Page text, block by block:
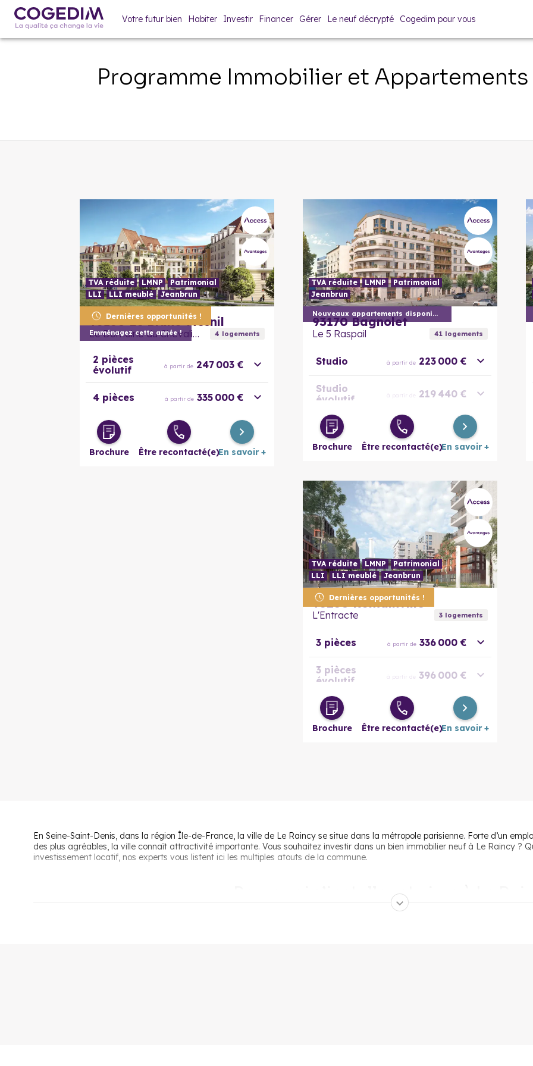
Votre futur bien Habiter Investir Financer Gérer Le neuf décrypté Cogedim pour vous
Programme Immobilier et
Dernières opportunités !
Emménagez cette année !
TVA réduite LMNP
Patrimonial
LLI
LLI meublé Jeanbrun
En savoir plus
93150 Le Blanc-Mesnil
Le Domaine du Chevalier 4 logements
2 pièces
évolutif
à partir de 247 003 €
4 pièces à partir de 335 000 €
Brochure Être recontacté(e)En savoir +
Nouveaux appartements disponibles
TVA réduite LMNP
Patrimonial
Jeanbrun
93170 Bagnolet
Le 5 Raspail 41logements
Studio à partir de 223 000 €
Studio
évolutif
à partir de 219 440 €
2 pièces à partir de 286 000 €
3 pièces
évolutif
373 615 €
4 pièces 445 450 €
5 pièces à partir de 572 000 €
Brochure Être recontacté(e)En savoir +
Dernières opportunités !
TVA réduite LMNP
Patrimonial
LLI
LLI meublé Jeanbrun
93230 Romainville
L'Entracte 3logements
3 pièces à partir de 336 000 €
3 pièces
évolutif
à partir de 396 000 €
4 pièces à partir de 397 000 €
Brochure Être recontacté(e)En savoir +
En Seine-Saint-Denis, dans la région Île-de-France, la ville de Le Raincy se situe dans la métropole parisienne. Forte d’un
des plus agréables, la ville connaît attractivité importante. Vous souhaitez investir dans un bien immobilier neuf à Le Raincy ?
investissement locatif, nos experts vous listent ici les multiples atouts de la commune.
Pourquoi s’installer et vivre à Le